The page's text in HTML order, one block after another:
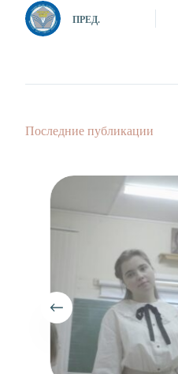
ПРЕД.
Последние публикации